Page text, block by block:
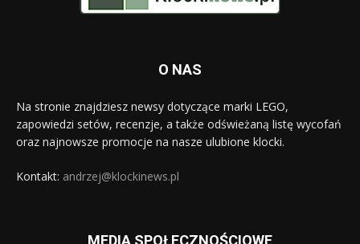
O NAS
Na stronie znajdziesz newsy dotyczące marki LEGO,
zapowiedzi setów, recenzje, a także odświeżaną listę wycofań
oraz najnowsze promocje na nasze ulubione klocki.
Kontakt: andrzej@klockinews.pl
MEDIA SPOŁECZNOŚCIOWE